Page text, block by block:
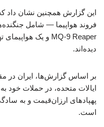
دیده‌اند.
بر اساس گزارش‌ها، ایران در
ایالات متحده، در حملات خود
پهپادهای ارزان‌قیمت و به
است.